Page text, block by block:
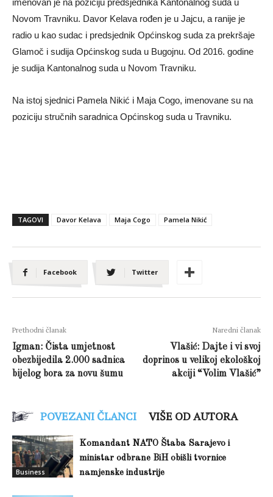
imenovan je na poziciju predsjednika Kantonalnog suda u
Novom Travniku. Davor Kelava rođen je u Jajcu, a ranije je
radio u kao sudac i predsjednik Općinskog suda za prekršaje
Glamoč i sudija Općinskog suda u Bugojnu. Od 2016. godine
je sudija Kantonalnog suda u Novom Travniku.
Na istoj sjednici Pamela Nikić i Maja Cogo, imenovane su na
poziciju stručnih saradnica Općinskog suda u Travniku.
TAGOVI Davor Kelava Maja Cogo Pamela Nikić
Facebook Twitter
Prethodni članak
Igman: Čista umjetnost
obezbijedila 2.000 sadnica
bijelog bora za novu šumu
Naredni članak
Vlašić: Dajte i vi svoj
doprinos u velikoj ekološkoj
akciji “Volim Vlašić”
POVEZANI ČLANCI VIŠE OD AUTORA
Business
Komandant NATO Štaba Sarajevo i
ministar odbrane BiH obišli tvornice
namjenske industrije